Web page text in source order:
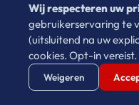
Thomas
1 jaar geleden
Wij respecteren uw
gebruikerservaring te
(uitsluitend na uw
cookies. Opt-in vereist.
Weigeren
Verstuur WhatsApp